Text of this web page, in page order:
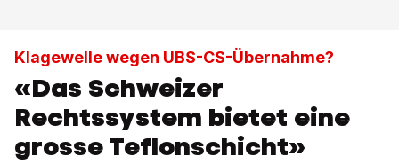
Klagewelle wegen UBS-CS-Übernahme?
«Das Schweizer
Rechtssystem bietet eine
grosse Teflonschicht»